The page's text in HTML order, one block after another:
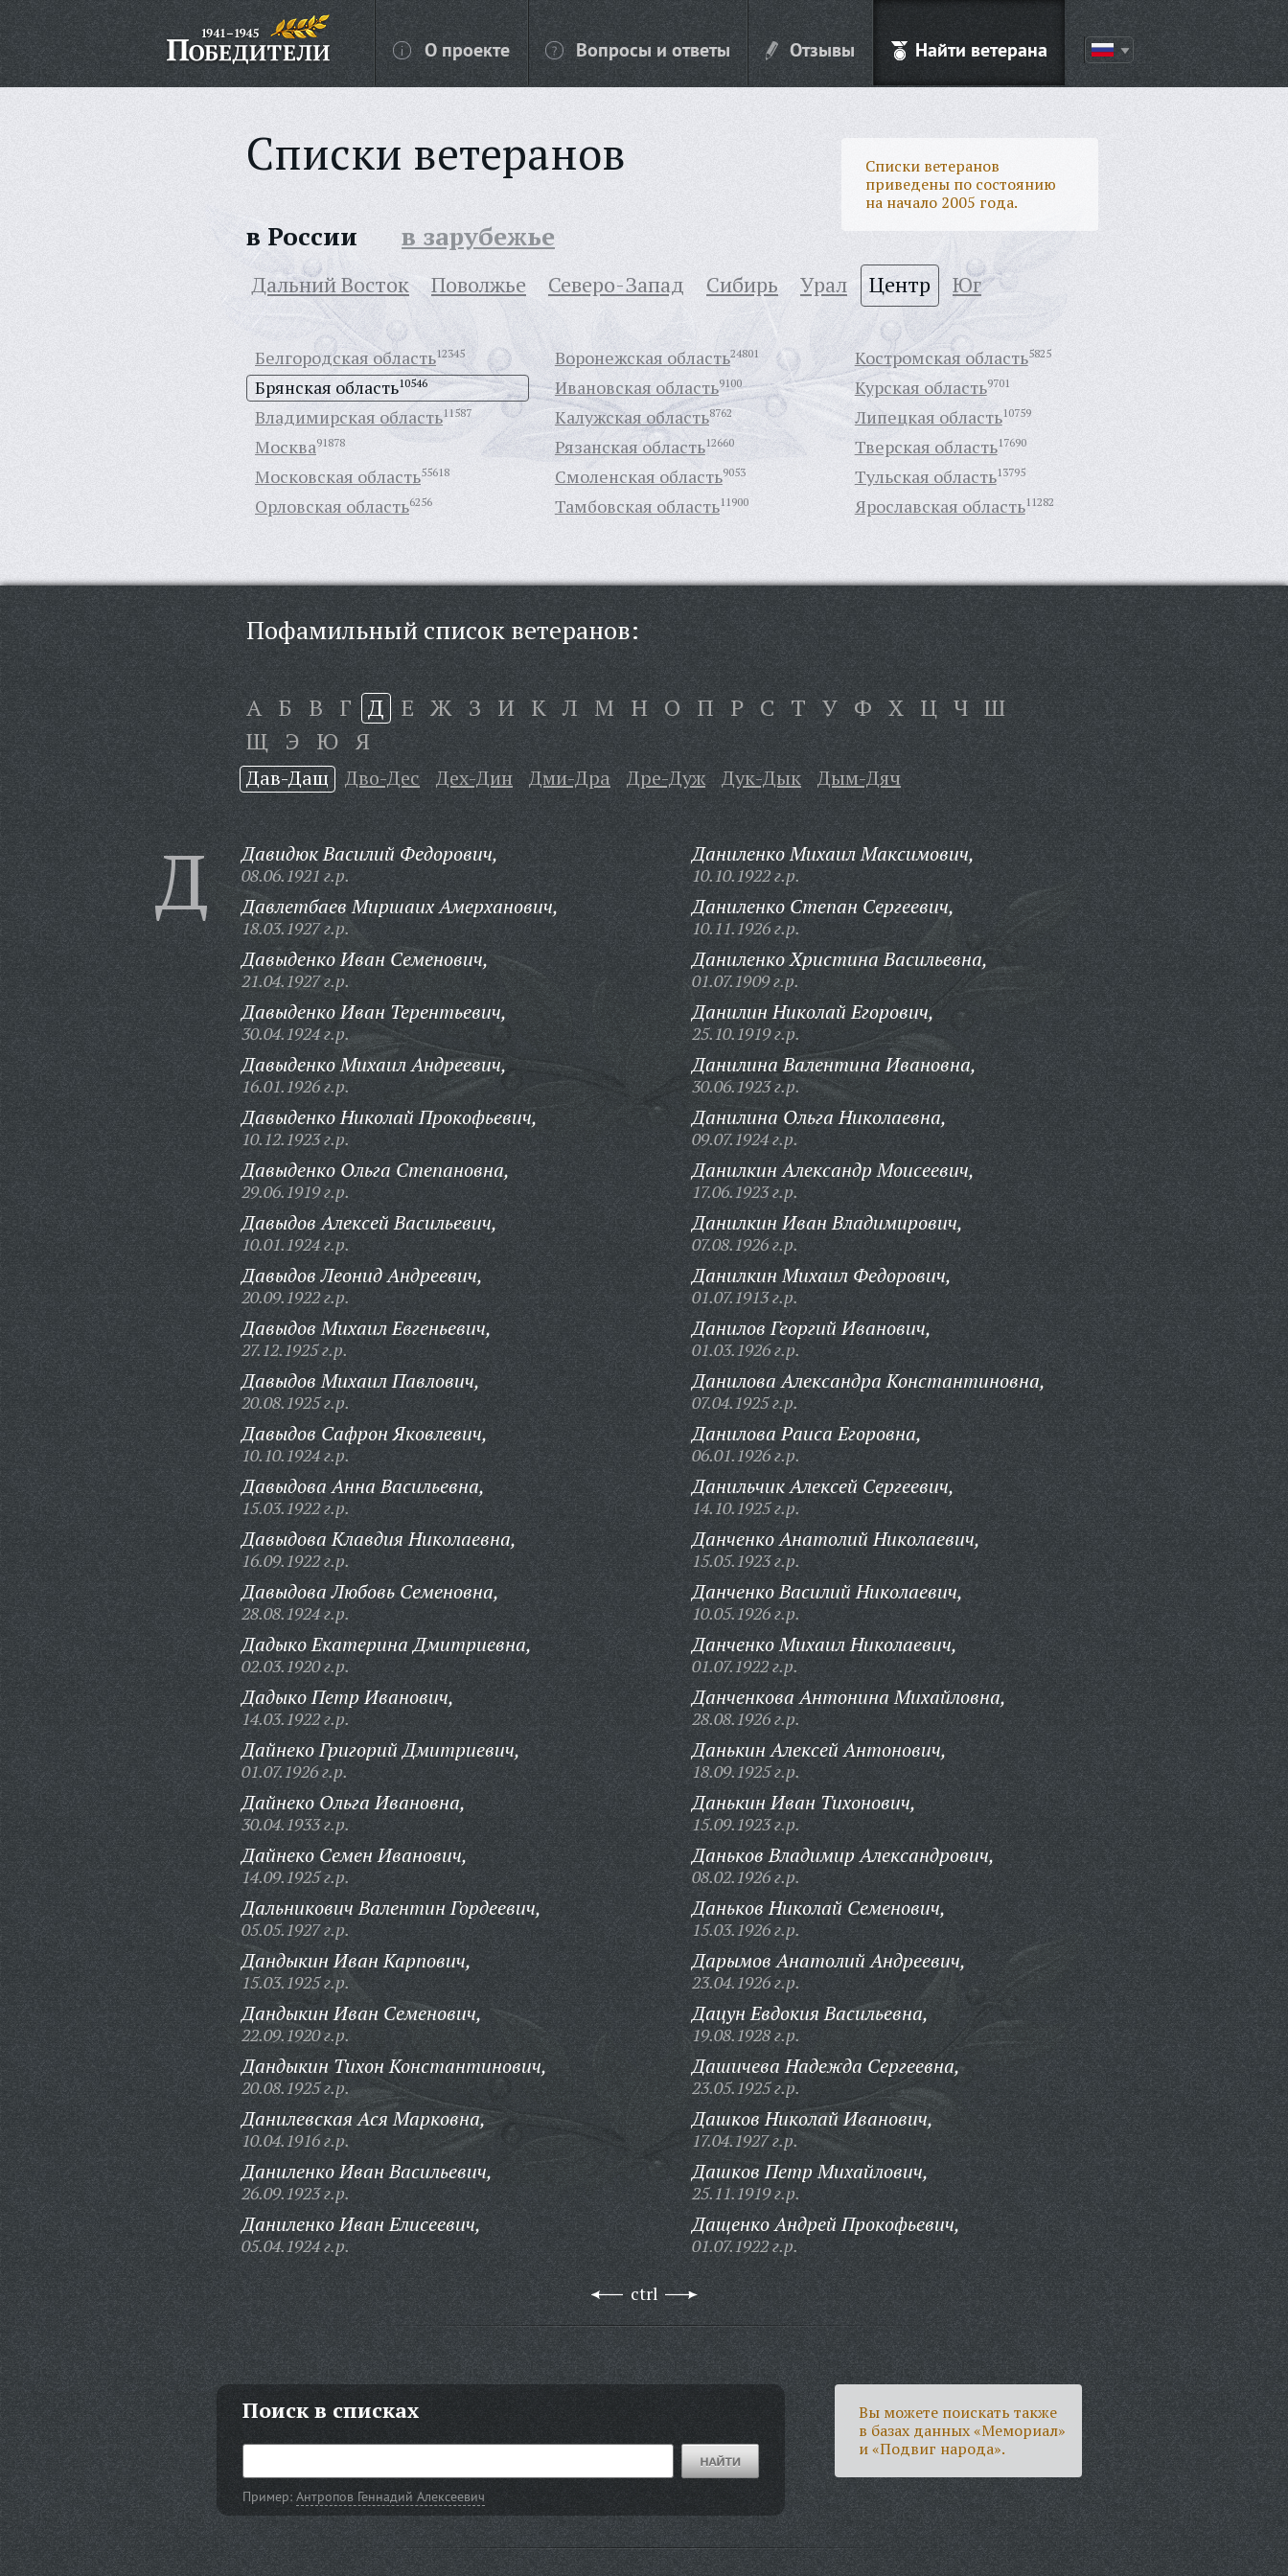
О проекте Вопросы и ответы Отзывы Найти ветерана
Списки ветеранов
Списки ветеранов
приведены по состоянию
на начало 2005 года.
в России в зарубежье
Дальний Восток Поволжье Северо-Запад Сибирь Урал Центр Юг
Белгородская область12345
Брянская область10546
Владимирская область11587
Воронежская область24801
Ивановская область9100
Калужская область8762
Костромская область5825
Курская область9701
Липецкая область10759
Москва91878
Московская область55618
Орловская область6256
Рязанская область12660
Смоленская область9053
Тамбовская область11900
Тверская область17690
Тульская область13795
Ярославская область11282
Пофамильный список ветеранов:
А Б В Г Д Е Ж З И К Л М Н О П Р С Т У Ф Х Ц Ч Ш
Щ Э Ю Я
Дав-Дащ Дво-Дес Дех-Дин Дми-Дра Дре-Дуж Дук-Дык Дым-Дяч
Д Давидюк Василий Федорович,
08.06.1921 г.р.
Давлетбаев Миршаих Амерханович,
18.03.1927 г.р.
Давыденко Иван Семенович,
21.04.1927 г.р.
Давыденко Иван Терентьевич,
30.04.1924 г.р.
Давыденко Михаил Андреевич,
16.01.1926 г.р.
Давыденко Николай Прокофьевич,
10.12.1923 г.р.
Давыденко Ольга Степановна,
29.06.1919 г.р.
Давыдов Алексей Васильевич,
10.01.1924 г.р.
Давыдов Леонид Андреевич,
20.09.1922 г.р.
Давыдов Михаил Евгеньевич,
27.12.1925 г.р.
Давыдов Михаил Павлович,
20.08.1925 г.р.
Давыдов Сафрон Яковлевич,
10.10.1924 г.р.
Давыдова Анна Васильевна,
15.03.1922 г.р.
Давыдова Клавдия Николаевна,
16.09.1922 г.р.
Давыдова Любовь Семеновна,
28.08.1924 г.р.
Дадыко Екатерина Дмитриевна,
02.03.1920 г.р.
Дадыко Петр Иванович,
14.03.1922 г.р.
Дайнеко Григорий Дмитриевич,
01.07.1926 г.р.
Дайнеко Ольга Ивановна,
30.04.1933 г.р.
Дайнеко Семен Иванович,
14.09.1925 г.р.
Дальникович Валентин Гордеевич,
05.05.1927 г.р.
Дандыкин Иван Карпович,
15.03.1925 г.р.
Дандыкин Иван Семенович,
22.09.1920 г.р.
Дандыкин Тихон Константинович,
20.08.1925 г.р.
Данилевская Ася Марковна,
10.04.1916 г.р.
Даниленко Иван Васильевич,
26.09.1923 г.р.
Даниленко Иван Елисеевич,
05.04.1924 г.р.
Даниленко Михаил Максимович,
10.10.1922 г.р.
Даниленко Степан Сергеевич,
10.11.1926 г.р.
Даниленко Христина Васильевна,
01.07.1909 г.р.
Данилин Николай Егорович,
25.10.1919 г.р.
Данилина Валентина Ивановна,
30.06.1923 г.р.
Данилина Ольга Николаевна,
09.07.1924 г.р.
Данилкин Александр Моисеевич,
17.06.1923 г.р.
Данилкин Иван Владимирович,
07.08.1926 г.р.
Данилкин Михаил Федорович,
01.07.1913 г.р.
Данилов Георгий Иванович,
01.03.1926 г.р.
Данилова Александра Константиновна,
07.04.1925 г.р.
Данилова Раиса Егоровна,
06.01.1926 г.р.
Данильчик Алексей Сергеевич,
14.10.1925 г.р.
Данченко Анатолий Николаевич,
15.05.1923 г.р.
Данченко Василий Николаевич,
10.05.1926 г.р.
Данченко Михаил Николаевич,
01.07.1922 г.р.
Данченкова Антонина Михайловна,
28.08.1926 г.р.
Данькин Алексей Антонович,
18.09.1925 г.р.
Данькин Иван Тихонович,
15.09.1923 г.р.
Даньков Владимир Александрович,
08.02.1926 г.р.
Даньков Николай Семенович,
15.03.1926 г.р.
Дарымов Анатолий Андреевич,
23.04.1926 г.р.
Дацун Евдокия Васильевна,
19.08.1928 г.р.
Дашичева Надежда Сергеевна,
23.05.1925 г.р.
Дашков Николай Иванович,
17.04.1927 г.р.
Дашков Петр Михайлович,
25.11.1919 г.р.
Дащенко Андрей Прокофьевич,
01.07.1922 г.р.
ctrl
Поиск в списках
Пример: Антропов Геннадий Алексеевич
Вы можете поискать также
в базах данных «Мемориал»
и «Подвиг народа».